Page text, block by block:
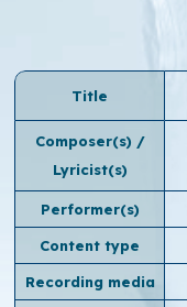
Title
Composer(s) /
Lyricist(s)
Performer(s)
Content type
Recording media